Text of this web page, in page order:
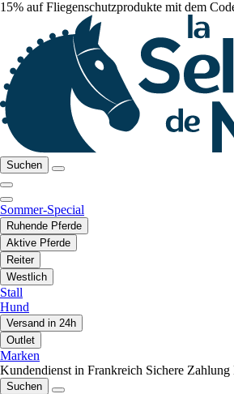
15% auf Fliegenschutzprodukte mit dem
Suchen
Sommer-Special
Ruhende Pferde
Aktive Pferde
Reiter
Westlich
Stall
Hund
Versand in 24h
Outlet
Marken
Kundendienst in Frankreich Sichere Zahlung
Suchen